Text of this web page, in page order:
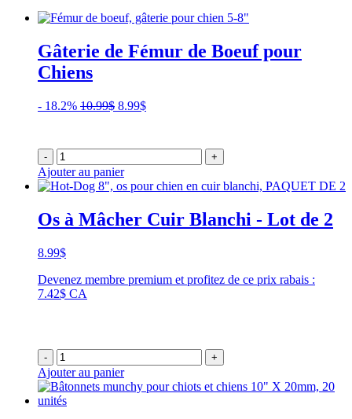
Gâterie de Fémur de Boeuf pour
Chiens
- 18.2% 10.99$ Le
était :
10.99$.
8.99$Le
est :
8.99$.
- +
Ajouter au panier
Os à Mâcher Cuir Blanchi - Lot de 2
8.99$
Devenez membre premium et profitez de ce prix rabais :
7.42$ CA
- +
Ajouter au panier